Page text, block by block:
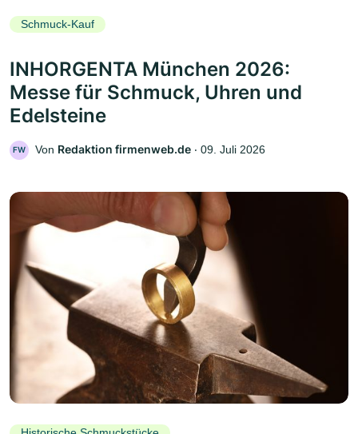
Schmuck-Kauf
INHORGENTA München 2026:
Messe für Schmuck, Uhren und
Edelsteine
FW Von Redaktion firmenweb.de ‧ 09. Juli 2026